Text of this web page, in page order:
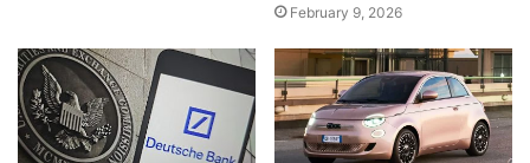
February 9, 2026